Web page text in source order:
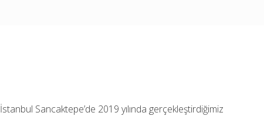
İstanbul Sancaktepe’de 2019 yılında gerçekleştirdiğimiz